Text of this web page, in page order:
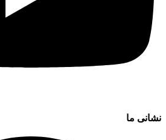
نشانی ما